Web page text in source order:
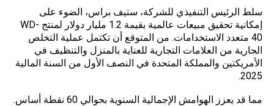
سلط الرئيس التنفيذي للشركة، ستيف براس، الضوء على
إمكانية تحقيق مبيعات عالمية بقيمة 1.2 مليار دولار لمنتج WD-
40 متعدد الاستخدامات. من المتوقع أن تكتمل عملية التخلص
الجارية من العلامات التجارية للعناية بالمنزل والتنظيف في
الأمريكتين والمملكة المتحدة في النصف الأول من السنة المالية
2025.
مما قد يعزز الهوامش الإجمالية السنوية بحوالي 60 نقطة أساس.